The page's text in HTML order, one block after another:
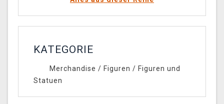
KATEGORIE
Merchandise / Figuren / Figuren und
Statuen